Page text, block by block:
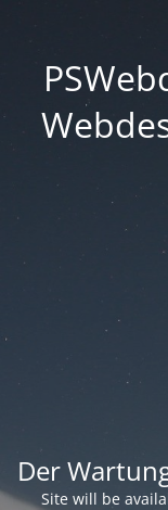
Der
Site will be